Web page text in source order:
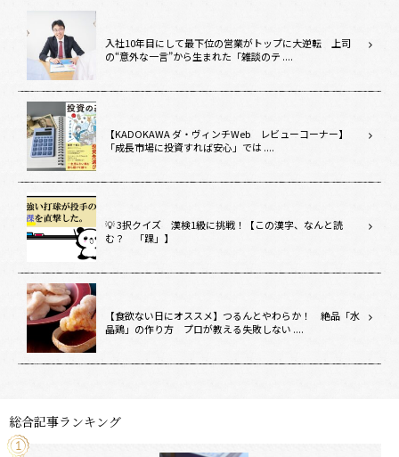
入社10年目にして最下位の営業がトップに大逆転 上司
の“意外な一言”から生まれた「雑談のテ ....
【KADOKAWA ダ・ヴィンチWeb レビューコーナー】
「成長市場に投資すれば安心」では ....
💡 3択クイズ 漢検1級に挑戦！【この漢字、なんと読
む？ 「踝」】
【食欲ない日にオススメ】つるんとやわらか！ 絶品「水
晶鶏」の作り方 プロが教える失敗しない ....
総合記事ランキング